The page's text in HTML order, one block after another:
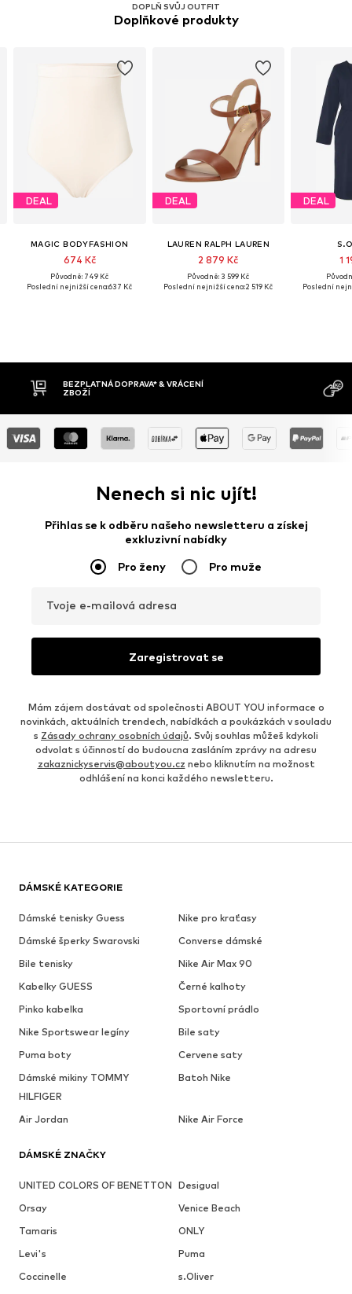
DOPLŇ SVŮJ OUTFIT
Doplňkové produkty
DEAL
MAGIC BODYFASHION
674 Kč
Původně: 749 Kč
Poslední nejnižší cena:637 Kč
DEAL
LAUREN RALPH LAUREN
2 879 Kč
Původně: 3 599 Kč
Poslední nejnižší cena:2 519 Kč
DEAL
1
Poslední
BEZPLATNÁ DOPRAVA* & VRÁCENÍ
ZBOŽÍ
Nenech si nic ujít!
Přihlas se k odběru našeho newsletteru a získej
exkluzivní nabídky
Pro ženy Pro muže
Tvoje e-mailová adresa
Zaregistrovat se
Mám zájem dostávat od společnosti ABOUT YOU informace o
novinkách, aktuálních trendech, nabídkách a poukázkách v souladu
s Zásady ochrany osobních údajů. Svůj souhlas můžeš kdykoli
odvolat s účinností do budoucna zasláním zprávy na adresu
zakaznickyservis@aboutyou.cz nebo kliknutím na možnost
odhlášení na konci každého newsletteru.
DÁMSKÉ KATEGORIE
Dámské tenisky Guess
Nike pro kraťasy
Dámské šperky Swarovski
Converse dámské
Bile tenisky
Nike Air Max 90
Kabelky GUESS
Černé kalhoty
Pinko kabelka
Sportovní prádlo
Nike Sportswear legíny
Bile saty
Puma boty
Cervene saty
Dámské mikiny TOMMY
HILFIGER
Batoh Nike
Air Jordan Nike Air Force
DÁMSKÉ ZNAČKY
UNITED COLORS OF BENETTON Desigual
Orsay
Venice Beach
Tamaris
ONLY
Levi's
Puma
Coccinelle
s.Oliver